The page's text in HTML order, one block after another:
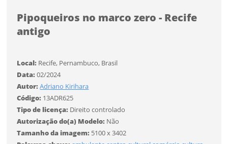
Pipoqueiros no marco zero - Recife
antigo
Local: Recife, Pernambuco, Brasil
Data:02/2024
Autor:Adriano Kirihara
Código: 13ADR625
Tipo de licença: Direito controlado
Autorização do(a) Modelo: Não
Tamanho da imagem: 5100 x 3402
Tamanho
Selecione
Utilização
Formato
CADASTRE-SE
Tamanho